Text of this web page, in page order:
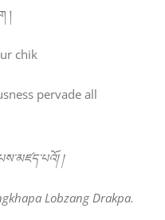
།
chik
pervade all
།
Lobzang Drakpa.